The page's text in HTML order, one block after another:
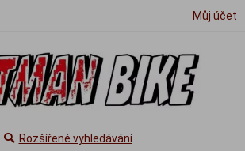
Můj účet
Rozšířené vyhledávání